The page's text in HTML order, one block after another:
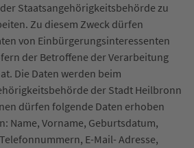
Staatsangehörigkeitsbehörde zu
Zu diesem Zweck dürfen
von Einbürgerungsinteressenten
der Betroffene der Verarbeitung
Die Daten werden beim
der Stadt Heilbronn
dürfen folgende Daten erhoben
Name, Vorname, Geburtsdatum,
E-Mail- Adresse,